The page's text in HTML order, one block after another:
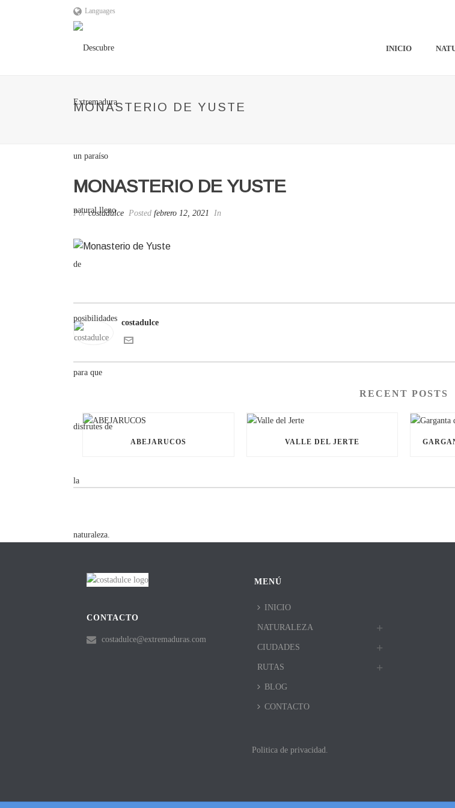
Languages
INICIO
MONASTERIO DE YUSTE
MONASTERIO DE YUSTE
Porcostadulce Posted febrero 12, 2021 In
costadulce
RECENT POSTS
ABEJARUCOS VALLE DEL JERTE
CONTACTO
costadulce@extremaduras.com
MENÚ
INICIO
NATURALEZA
CIUDADES
RUTAS
BLOG
CONTACTO
Politica de privacidad.